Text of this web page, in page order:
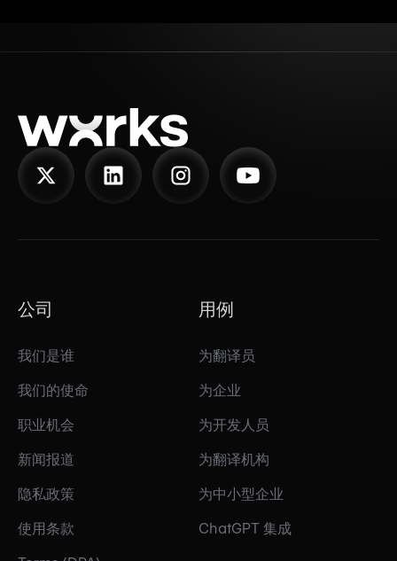
公司
我们是谁
我们的使命
职业机会
新闻报道
隐私政策
使用条款
用例
为翻译员
为企业
为开发人员
为翻译机构
为中小型企业
ChatGPT 集成